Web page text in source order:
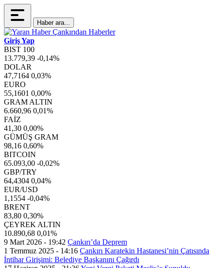
Haber ara...
Giriş Yap
BIST 100
13.779,39 -0,14%
DOLAR
47,7164 0,03%
EURO
55,1601 0,00%
GRAM ALTIN
6.660,96 0,01%
FAİZ
41,30 0,00%
GÜMÜŞ GRAM
98,16 0,60%
BITCOIN
65.093,00 -0,02%
GBP/TRY
64,4304 0,04%
EUR/USD
1,1554 -0,04%
BRENT
83,80 0,30%
ÇEYREK ALTIN
10.890,68 0,01%
9 Mart 2026 - 19:42 Çankırı’da Deprem
1 Temmuz 2025 - 14:16 Çankırı Karatekin Hastanesi’nin Çatısında
İntihar Girişimi: Belediye Başkanını Çağırdı